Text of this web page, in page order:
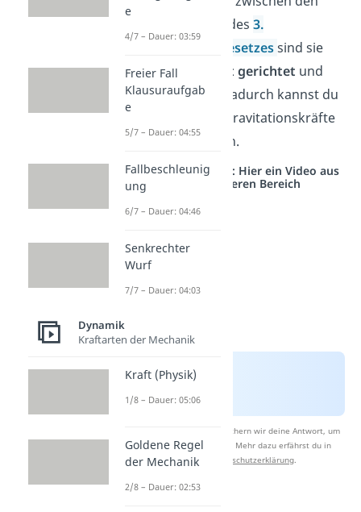
Massen. Wegen des 3.
Newtonschen Gesetzessind sie
entgegengesetzt gerichtet und
betragsgleich
. Dadurch kannst du
den Betrag der Gravitationskräfte
als
F bezeichnen.
Studyflix vernetzt: Hier ein Video aus
einem anderen Bereich
Nach Beantwortung speichern wir deine Antwort, um
Studyflix zu verbessern. Mehr dazu erfährst du in
unserer
Datenschutzerklärung.
e
4/7 – Dauer: 03:59
Freier Fall
Klausuraufgab
e
5/7 – Dauer: 04:55
Fallbeschleunig
ung
6/7 – Dauer: 04:46
Senkrechter
Wurf
7/7 – Dauer: 04:03
Dynamik
Kraftarten der Mechanik
Kraft (Physik)
1/8 – Dauer: 05:06
Goldene Regel
der Mechanik
2/8 – Dauer: 02:53